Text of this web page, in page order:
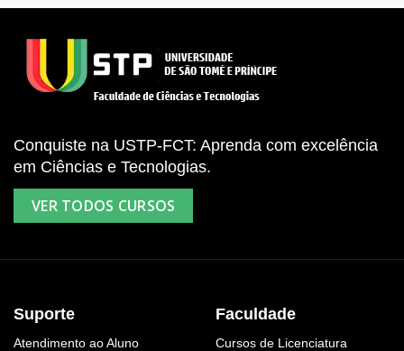
Conquiste na USTP-FCT: Aprenda com excelência
em Ciências e Tecnologias.
VER TODOS CURSOS
Suporte
Atendimento ao Aluno
Faculdade
Cursos de Licenciatura